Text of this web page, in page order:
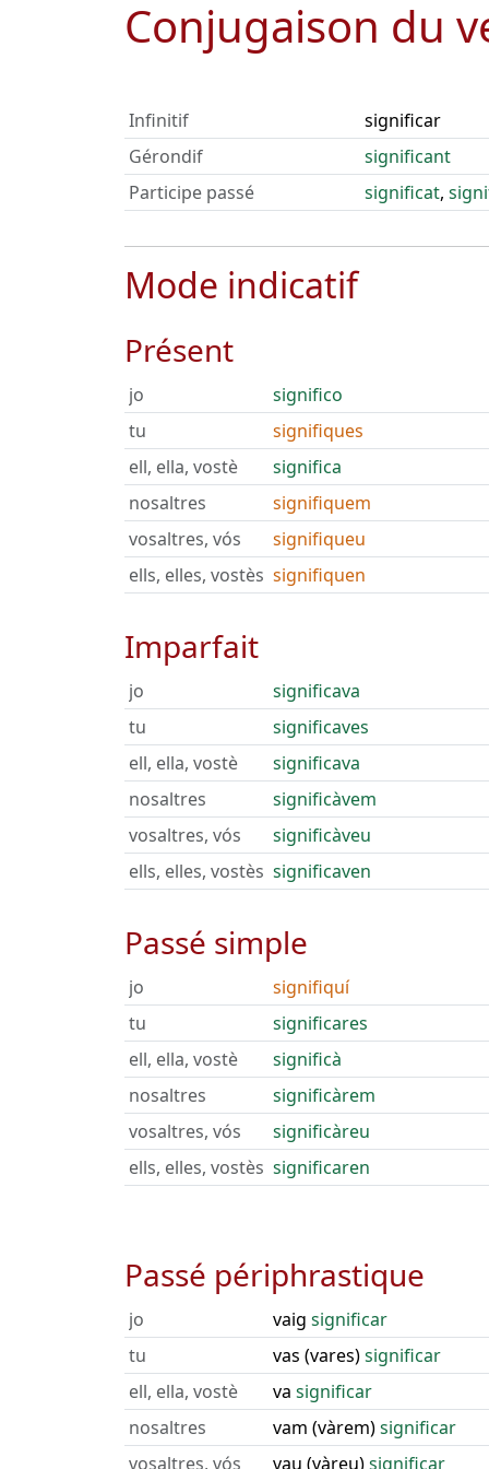
Conjugaison du
Infinitif
significar
Gérondif
significant
Participe passé
significat,
Mode indicatif
Présent
jo
significo
tu
signifiques
ell, ella, vostè
significa
nosaltres
signifiquem
vosaltres, vós
signifiqueu
ells, elles, vostès signifiquen
Imparfait
jo
significava
tu
significaves
ell, ella, vostè
significava
nosaltres
significàvem
vosaltres, vós
significàveu
ells, elles, vostès significaven
Passé simple
jo
signifiquí
tu
significares
ell, ella, vostè
significà
nosaltres
significàrem
vosaltres, vós
significàreu
ells, elles, vostès significaren
Passé périphrastique
jo vaig significar
tu
vas (vares)significar
ell, ella, vostè
va significar
nosaltres
vam (vàrem)significar
vosaltres, vós
vau (vàreu)significar